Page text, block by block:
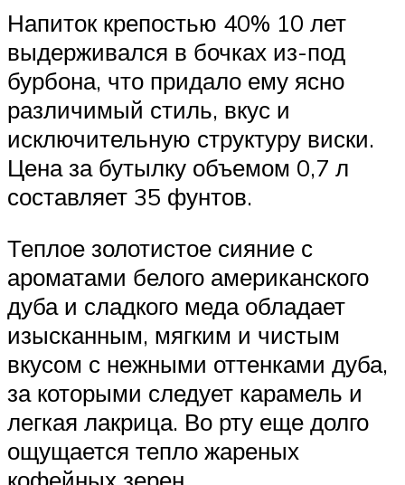
Напиток крепостью 40% 10 лет
выдерживался в бочках из-под
бурбона, что придало ему ясно
различимый стиль, вкус и
исключительную структуру виски.
Цена за бутылку объемом 0,7 л
составляет 35 фунтов.
Теплое золотистое сияние с
ароматами белого американского
дуба и сладкого меда обладает
изысканным, мягким и чистым
вкусом с нежными оттенками дуба,
за которыми следует карамель и
легкая лакрица. Во рту еще долго
ощущается тепло жареных